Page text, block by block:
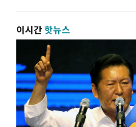
이시간핫뉴스